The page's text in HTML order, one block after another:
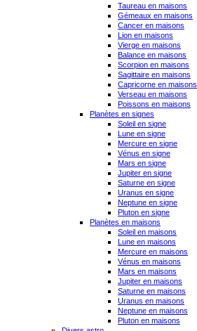
Taureau en maisons
Gémeaux en maisons
Cancer en maisons
Lion en maisons
Vierge en maisons
Balance en maisons
Scorpion en maisons
Sagittaire en maisons
Capricorne en maisons
Verseau en maisons
Poissons en maisons
Planètes en signes
Soleil en signe
Lune en signe
Mercure en signe
Vénus en signe
Mars en signe
Jupiter en signe
Saturne en signe
Uranus en signe
Neptune en signe
Pluton en signe
Planètes en maisons
Soleil en maisons
Lune en maisons
Mercure en maisons
Vénus en maisons
Mars en maisons
Jupiter en maisons
Saturne en maisons
Uranus en maisons
Neptune en maisons
Pluton en maisons